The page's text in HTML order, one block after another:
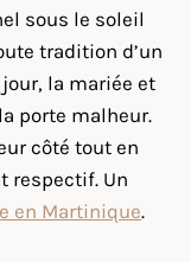
sous le soleil
tradition d’un
la mariée et
porte malheur.
côté tout en
respectif. Un
en Martinique.